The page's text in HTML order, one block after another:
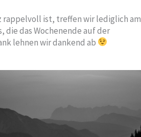
rappelvoll ist, treffen wir lediglich am
das Wochenende auf der
lehnen wir dankend ab